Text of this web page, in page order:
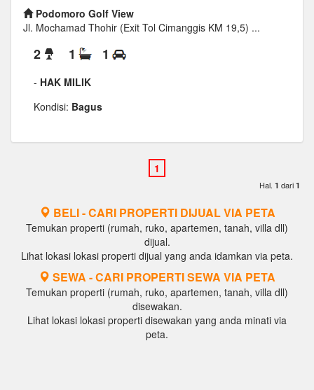
Podomoro Golf View
Jl. Mochamad Thohir (Exit Tol Cimanggis KM 19,5) ...
2 1 1
- HAK MILIK
Kondisi: Bagus
Hal. 1 dari 1
BELI - CARI PROPERTI DIJUAL VIA PETA
Temukan properti (rumah, ruko, apartemen, tanah, villa dll)
dijual.
Lihat lokasi lokasi properti dijual yang anda idamkan via peta.
SEWA - CARI PROPERTI SEWA VIA PETA
Temukan properti (rumah, ruko, apartemen, tanah, villa dll)
disewakan.
Lihat lokasi lokasi properti disewakan yang anda minati via
peta.